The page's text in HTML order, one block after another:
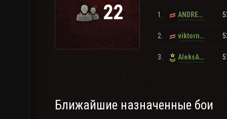
22 1. ANDREY__72RU
2. viktorneBEDA
3. AleksAngel
Ближайшие назначенные бои